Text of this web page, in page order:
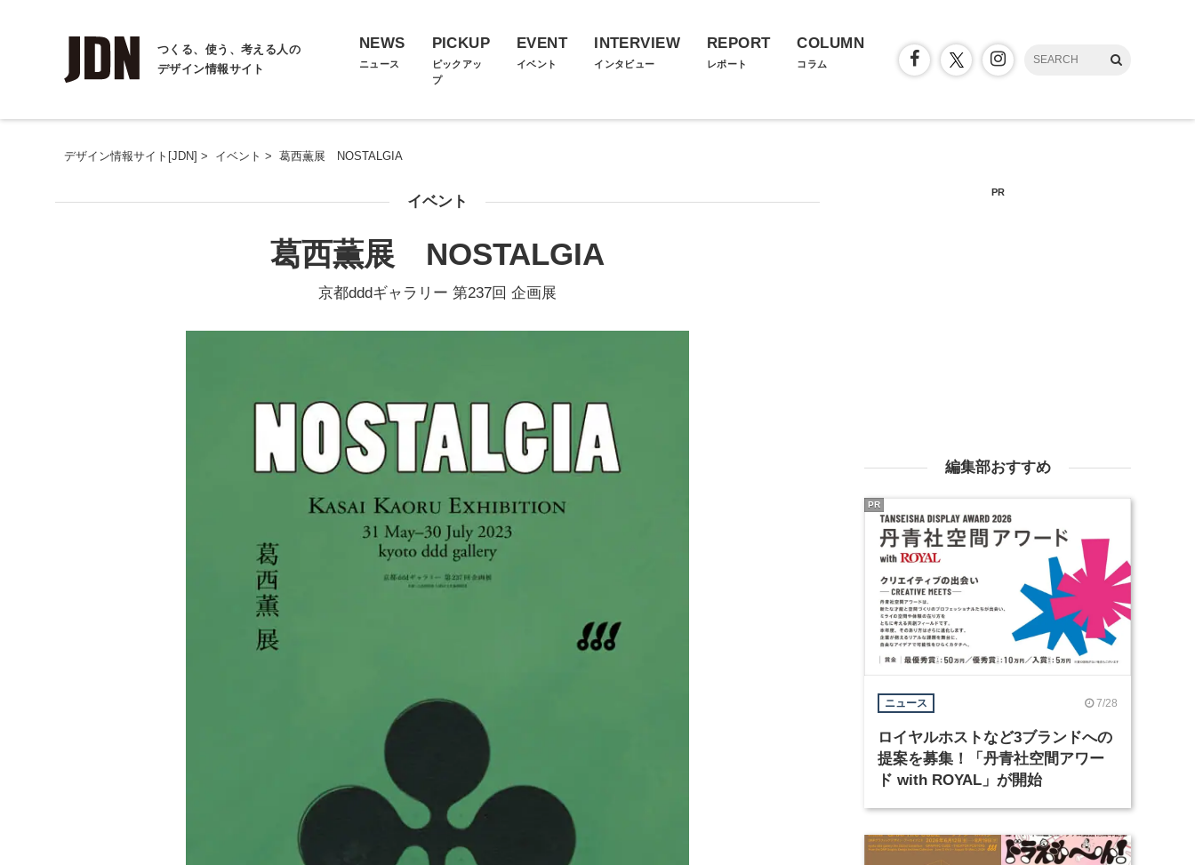
つくる、使う、考える人の
デザイン情報サイト
NEWS
ニュース
PICKUP
ピックアッ
プ
EVENT
イベント
INTERVIEW
インタビュー
REPORT
レポート
COLUMN
コラム
デザイン情報サイト[JDN] > イベント > 葛西薫展 NOSTALGIA
イベント
葛西薫展 NOSTALGIA
京都dddギャラリー 第237回 企画展
PR
編集部おすすめ
ニュース 7/28
ロイヤルホストなど3ブランドへの
提案を募集！「丹青社空間アワー
ド with ROYAL」が開始
PR